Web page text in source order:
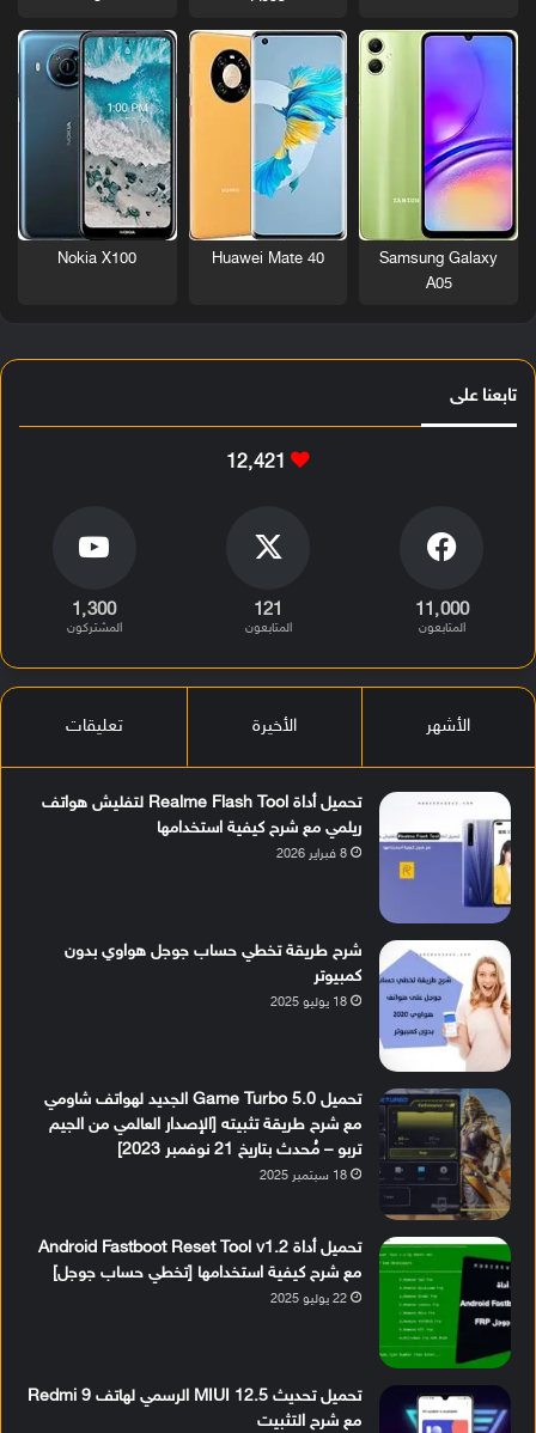
Samsung Galaxy
A05
Huawei Mate 40
Nokia X100
تابعنا على
12٬421
11٬000
المتابعون
121
المتابعون
1٬300
المشتركون
الأشهر الأخيرة تعليقات
تحميل أداة Realme Flash Tool لتفليش هواتف
ريلمي مع شرح كيفية استخدامها
8 فبراير 2026
شرح طريقة تخطي حساب جوجل هواوي بدون
كمبيوتر
18 يوليو 2025
تحميل Game Turbo 5.0 الجديد لهواتف شاومي
مع شرح طريقة تثبيته [الإصدار العالمي من الجيم
تربو – مُحدث بتاريخ 21 نوفمبر 2023]
18 سبتمبر 2025
تحميل أداة Android Fastboot Reset Tool v1.2
مع شرح كيفية استخدامها [تخطي حساب جوجل]
22 يوليو 2025
تحميل تحديث MIUI 12.5 الرسمي لهاتف Redmi 9
مع شرح التثبيت